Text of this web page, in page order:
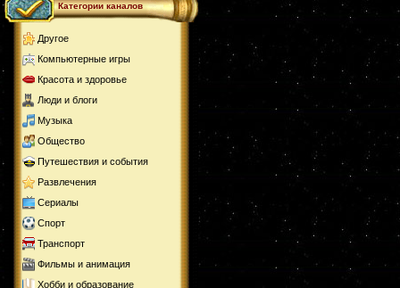
Категории каналов
Другое
Компьютерные игры
Красота и здоровье
Люди и блоги
Музыка
Общество
Путешествия и события
Развлечения
Сериалы
Спорт
Транспорт
Фильмы и анимация
Хобби и образование